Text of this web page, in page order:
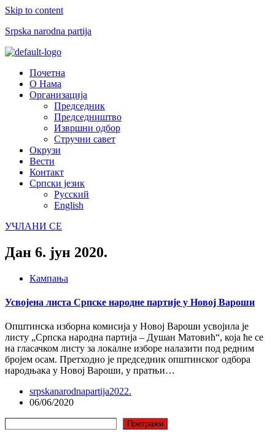
Skip to content
Srpska narodna partija
Menu
Почетна
О Нама
Организација
Председник
Председништво
Извршни одбор
Стручни савет
Окрузи
Вести
Контакт
Српски језик
Русский
English
УЧЛАНИ СЕ
Дан 6. јун 2020.
Кампања
Усвојена листа Српске народне партије у Новој Вароши
Општинска изборна комисија у Новој Вароши усвојила је
листу „Српска народна партија – Душан Матовић“, која ће се
на гласачком листу за локалне изборе налазити под редним
бројем осам. Претходно је председник општинског одбора
народњака у Новој Вароши, у пратњи…
srpskanarodnapartija2022.
06/06/2020
Претражи